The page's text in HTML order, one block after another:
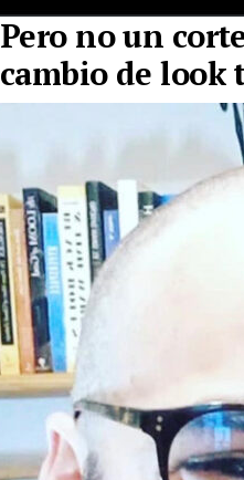
Pero no un
cambio de look